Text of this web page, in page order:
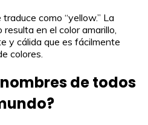
como “yellow.” La
en el color amarillo,
y cálida que es fácilmente
colores.
de todos